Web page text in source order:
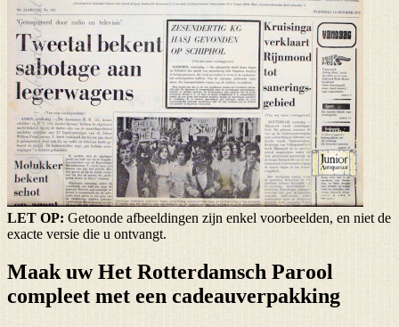
LET OP: Getoonde afbeeldingen zijn enkel voorbeelden, en niet de
exacte versie die u ontvangt.
Maak uw Het Rotterdamsch Parool
compleet met een cadeauverpakking